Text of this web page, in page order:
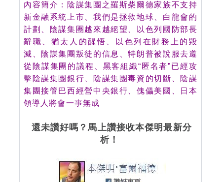
內容簡介：
陰謀集團之羅斯柴爾德家族不支持
新金融系統上市、我們是拯救地球、白龍會的
計劃、陰謀集團越來越絕望、以色列國防部長
辭職、猶太人的醒悟、以色列在財務上的毀
滅、陰謀集團叛徒的信息、特朗普被說服去遵
從陰謀集團的議程、黑客組織“匿名者”已經攻
擊陰謀集團銀行、陰謀集團毒資的切斷、陰謀
集團接管巴西經營中央銀行、傀儡美國、日本
領導人將會一事無成
還未讚好嗎？馬上讚接收本傑明最新分
析！